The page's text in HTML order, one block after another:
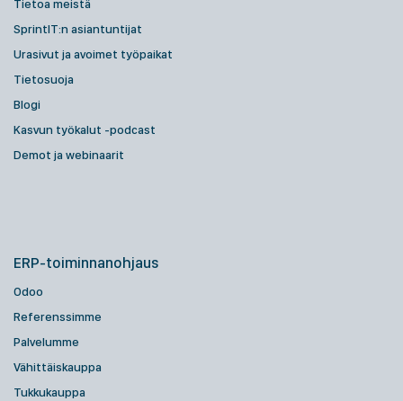
Tietoa meistä
SprintIT:n asiantuntijat
Urasivut ja avoimet työpaikat
Tietosuoja
Blogi
Kasvun työkalut -podcast
Demot ja webinaarit
ERP-toiminnanohjaus
Odoo
Referenssimme
Palvelumme
Vähittäiskauppa
Tukkukauppa